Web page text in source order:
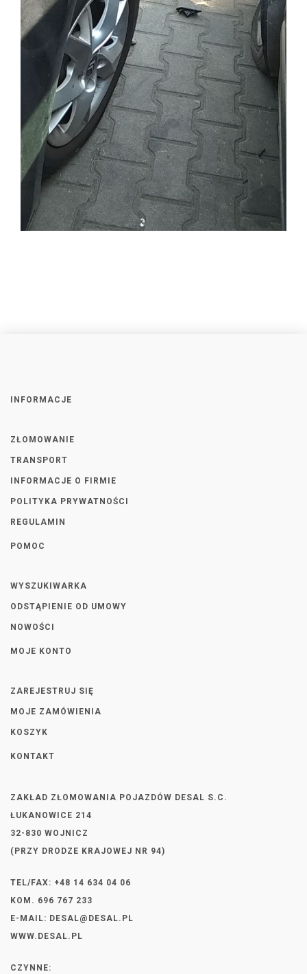
INFORMACJE
ZŁOMOWANIE
TRANSPORT
INFORMACJE O FIRMIE
POLITYKA PRYWATNOŚCI
REGULAMIN
POMOC
WYSZUKIWARKA
ODSTĄPIENIE OD UMOWY
NOWOŚCI
MOJE KONTO
ZAREJESTRUJ SIĘ
MOJE ZAMÓWIENIA
KOSZYK
KONTAKT
ZAKŁAD ZŁOMOWANIA POJAZDÓW DESAL S.C.
ŁUKANOWICE 214
32-830 WOJNICZ
(PRZY DRODZE KRAJOWEJ NR 94)
TEL/FAX: +48 14 634 04 06
KOM. 696 767 233
E-MAIL: DESAL@DESAL.PL
WWW.DESAL.PL
CZYNNE: